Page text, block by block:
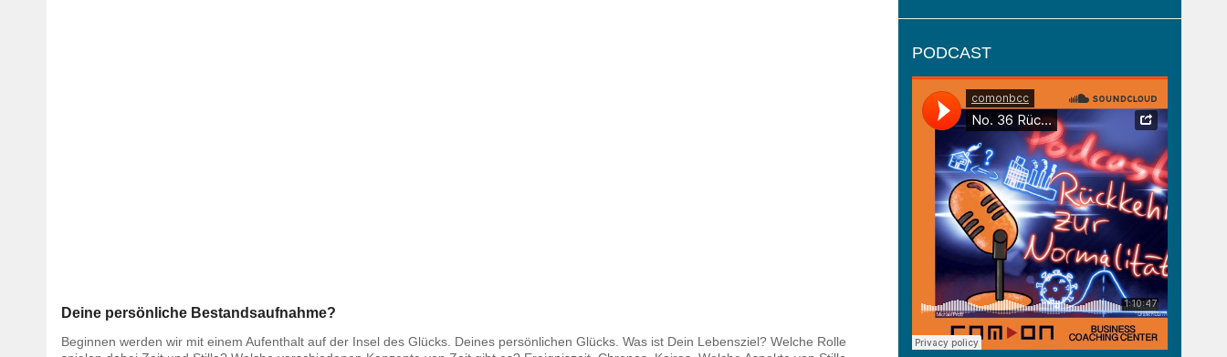
Deine persönliche Bestandsaufnahme?
Beginnen werden wir mit einem Aufenthalt auf der Insel des Glücks. Deines persönlichen Glücks. Was ist Dein Lebensziel? Welche Rolle
PODCAST